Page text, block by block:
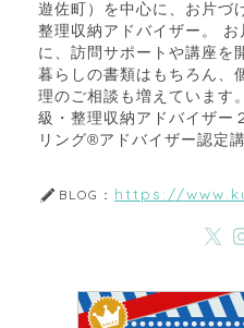
遊佐町）を中心に、お片づ
整理収納アドバイザー。
に、訪問サポートや講座を
暮らしの書類はもちろん、
理のご相談も増えています
級・整理収納アドバイザー
リング®アドバイザー認定
BLOG： https://